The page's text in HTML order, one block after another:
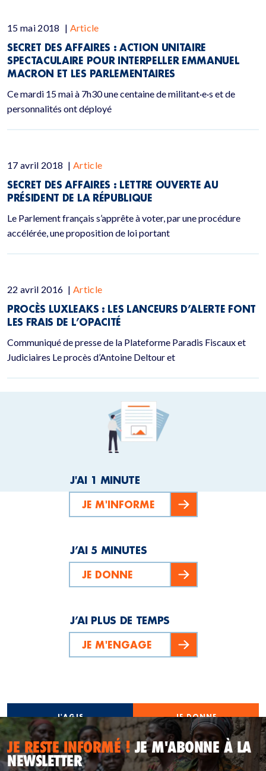
J'AGIS JE DONNE
15 mai 2018 | Article
SECRET DES AFFAIRES : ACTION UNITAIRE
SPECTACULAIRE POUR INTERPELLER EMMANUEL
MACRON ET LES PARLEMENTAIRES
Ce mardi 15 mai à 7h30 une centaine de militant·e·s et de
personnalités ont déployé
17 avril 2018 | Article
SECRET DES AFFAIRES : LETTRE OUVERTE AU
PRÉSIDENT DE LA RÉPUBLIQUE
Le Parlement français s’apprête à voter, par une procédure
accélérée, une proposition de loi portant
22 avril 2016 | Article
PROCÈS LUXLEAKS : LES LANCEURS D’ALERTE FONT
LES FRAIS DE L’OPACITÉ
Communiqué de presse de la Plateforme Paradis Fiscaux et
Judiciaires Le procès d’Antoine Deltour et
J'AI 1 MINUTE
JE M'INFORME
J’AI 5 MINUTES
JE DONNE
J’AI PLUS DE TEMPS
JE M'ENGAGE
JE RESTE INFORMÉ !JE M'ABONNE À LA
NEWSLETTER